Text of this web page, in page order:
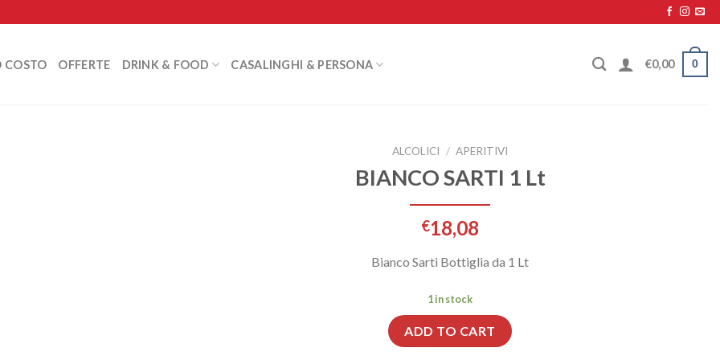
COSTO OFFERTE DRINK & FOOD CASALINGHI & PERSONA €0,00 0
ALCOLICI / APERITIVI
BIANCO SARTI 1 Lt
€18,08
Bianco Sarti Bottiglia da 1 Lt
1 in stock
ADD TO CART